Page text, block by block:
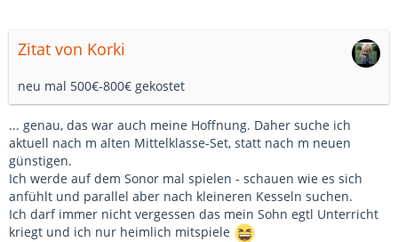
Zitat von Korki
neu mal 500€-800€ gekostet
... genau, das war auch meine Hoffnung. Daher suche ich
aktuell nach m alten Mittelklasse-Set, statt nach m neuen
günstigen.
Ich werde auf dem Sonor mal spielen - schauen wie es sich
anfühlt und parallel aber nach kleineren Kesseln suchen.
Ich darf immer nicht vergessen das mein Sohn egtl Unterricht
kriegt und ich nur heimlich mitspiele